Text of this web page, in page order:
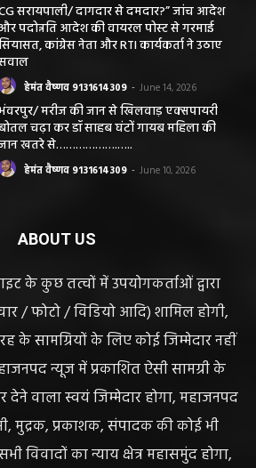
सरायपाली/ दागदार से दमदार?” जांच आदेश
और पदोन्नति आदेश की वायरल पोस्ट से गरमाई
कांग्रेस नेता और RTI कार्यकर्ता ने उठाए
हेमंत वैष्णव 9131614309 - June 14, 2026
मरीज की जान से खिलवाड़ एक्सपायरी
चढ़ा कर डॉ साहब घंटों गायब महिला की
खतरे से……………….…..
हेमंत वैष्णव 9131614309 - June 10, 2026
ABOUT US
के कुछ तत्वों में उपयोगकर्ताओं द्वारा
/ फोटो / विडियो आदि) शामिल होगी,
के सामग्रियों के लिए कोई जिम्मेदार नहीं
न्यूज में प्रकाशित ऐसी सामग्री के
वाला स्वयं जिम्मेदार होगा, महाजनपद
मुद्रक, प्रकाशक, संपादक की कोई भी
विवादों का न्याय क्षेत्र महासमुंद होगा,